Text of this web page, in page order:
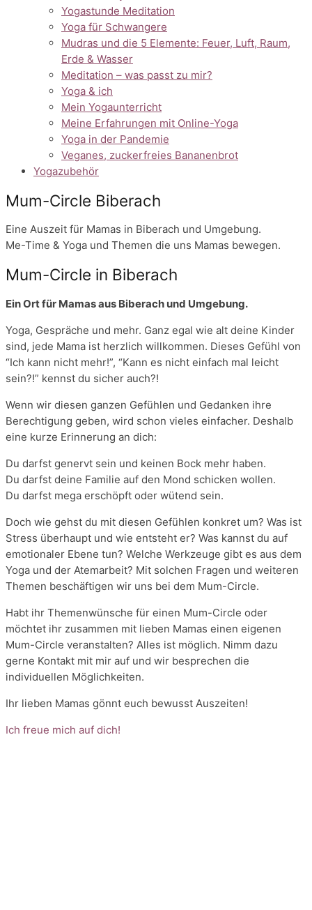
Yogastunde Meditation
Yoga für Schwangere
Mudras und die 5 Elemente: Feuer, Luft, Raum,
Erde & Wasser
Meditation – was passt zu mir?
Yoga & ich
Mein Yogaunterricht
Meine Erfahrungen mit Online-Yoga
Yoga in der Pandemie
Veganes, zuckerfreies Bananenbrot
Yogazubehör
Mum-Circle Biberach
Eine Auszeit für Mamas in Biberach und Umgebung.
Me-Time & Yoga und Themen die uns Mamas bewegen.
Mum-Circle in Biberach
Ein Ort für Mamas aus Biberach und Umgebung.
Yoga, Gespräche und mehr. Ganz egal wie alt deine Kinder
sind, jede Mama ist herzlich willkommen. Dieses Gefühl von
“Ich kann nicht mehr!”, “Kann es nicht einfach mal leicht
sein?!” kennst du sicher auch?!
Wenn wir diesen ganzen Gefühlen und Gedanken ihre
Berechtigung geben, wird schon vieles einfacher. Deshalb
eine kurze Erinnerung an dich:
Du darfst genervt sein und keinen Bock mehr haben.
Du darfst deine Familie auf den Mond schicken wollen.
Du darfst mega erschöpft oder wütend sein.
Doch wie gehst du mit diesen Gefühlen konkret um? Was ist
Stress überhaupt und wie entsteht er? Was kannst du auf
emotionaler Ebene tun? Welche Werkzeuge gibt es aus dem
Yoga und der Atemarbeit? Mit solchen Fragen und weiteren
Themen beschäftigen wir uns bei dem Mum-Circle.
Habt ihr Themenwünsche für einen Mum-Circle oder
möchtet ihr zusammen mit lieben Mamas einen eigenen
Mum-Circle veranstalten? Alles ist möglich. Nimm dazu
gerne Kontakt mit mir auf und wir besprechen die
individuellen Möglichkeiten.
Ihr lieben Mamas gönnt euch bewusst Auszeiten!
Ich freue mich auf dich!